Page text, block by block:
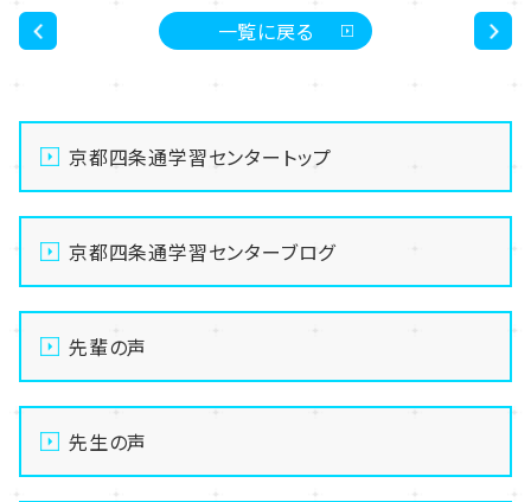
一覧に戻る
京都四条通学習センタートップ
京都四条通学習センターブログ
先輩の声
先生の声